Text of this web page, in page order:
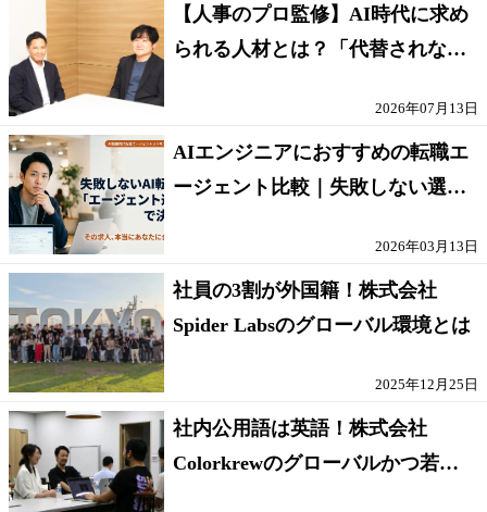
【人事のプロ監修】AI時代に求め
られる人材とは？「代替されない
2026年07月13日
AIエンジニアにおすすめの転職エ
ージェント比較｜失敗しない選び
2026年03月13日
社員の3割が外国籍！株式会社
Spider Labsのグローバル環境とは
2025年12月25日
社内公用語は英語！株式会社
Colorkrewのグローバルかつ若手